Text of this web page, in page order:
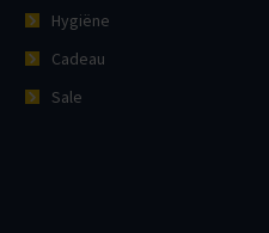
Hygiëne
Cadeau
Sale